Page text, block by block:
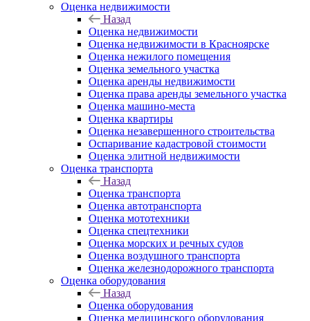
Оценка недвижимости
Назад
Оценка недвижимости
Оценка недвижимости в Красноярске
Оценка нежилого помещения
Оценка земельного участка
Оценка аренды недвижимости
Оценка права аренды земельного участка
Оценка машино-места
Оценка квартиры
Оценка незавершенного строительства
Оспаривание кадастровой стоимости
Оценка элитной недвижимости
Оценка транспорта
Назад
Оценка транспорта
Оценка автотранспорта
Оценка мототехники
Оценка спецтехники
Оценка морских и речных судов
Оценка воздушного транспорта
Оценка железнодорожного транспорта
Оценка оборудования
Назад
Оценка оборудования
Оценка медицинского оборудования